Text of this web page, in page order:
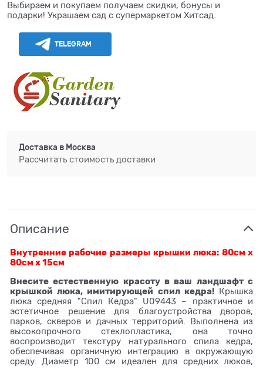
Выбираем и покупаем получаем скидки, бонусы и
подарки! Украшаем сад с супермаркетом Хитсад.
TELEGRAM
Доставка в Москва
Рассчитать стоимость доставки
Описание
Внутренние рабочие размеры крышки люка: 80см х
80см х 15см
Внесите естественную красоту в ваш ландшафт с
крышкой люка, имитирующей спил кедра!Крышка
люка средняя "Спил Кедра" U09443 – практичное и
эстетичное решение для благоустройства дворов,
парков, скверов и дачных территорий. Выполнена из
высокопрочного стеклопластика, она точно
воспроизводит текстуру натурального спила кедра,
обеспечивая органичную интеграцию в окружающую
среду. Диаметр 100 см идеален для средних люков,